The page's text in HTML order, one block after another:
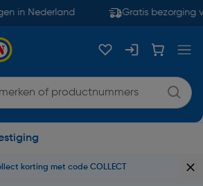
in Nederland Gratis bezorging
korting met code COLLECT